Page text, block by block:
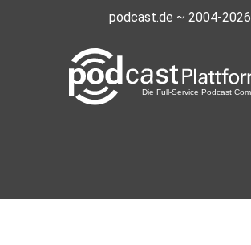
podcast.de ~ 2004-2026